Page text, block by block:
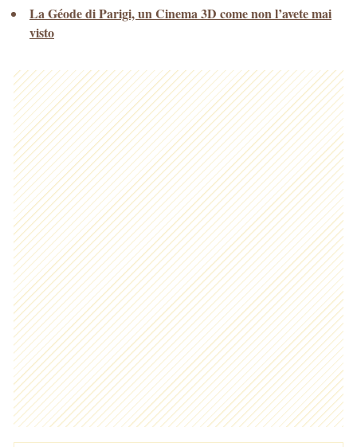
La Géode di Parigi, un Cinema 3D come non l’avete mai
visto